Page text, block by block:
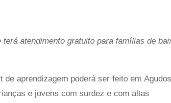
atendimento gratuito para famílias de
aprendizagem poderá ser feito em
e jovens com surdez e com altas